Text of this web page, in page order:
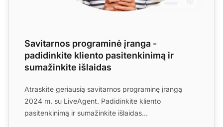
Savitarnos programinė įranga -
padidinkite kliento pasitenkinimą ir
sumažinkite išlaidas
Atraskite geriausią savitarnos programinę įrangą
2024 m. su LiveAgent. Padidinkite kliento
pasitenkinimą ir sumažinkite išlaidas